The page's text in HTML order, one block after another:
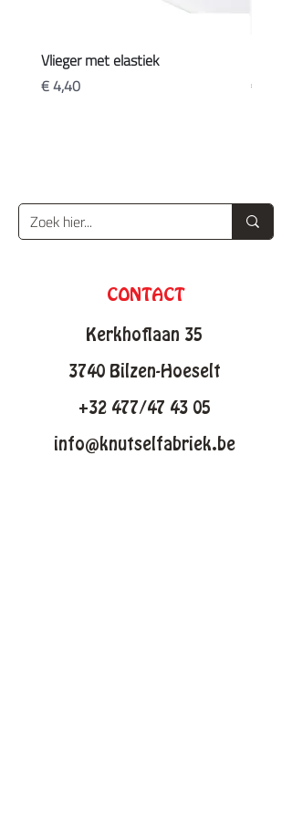
Vlieger met elastiek
Prijs
€ 4,40
Prijs
€ 20,90
CONTACT
Kerkhoflaan 35
3740 Bilzen-Hoeselt
+32 477/47 43 05
info@knutselfabriek.be